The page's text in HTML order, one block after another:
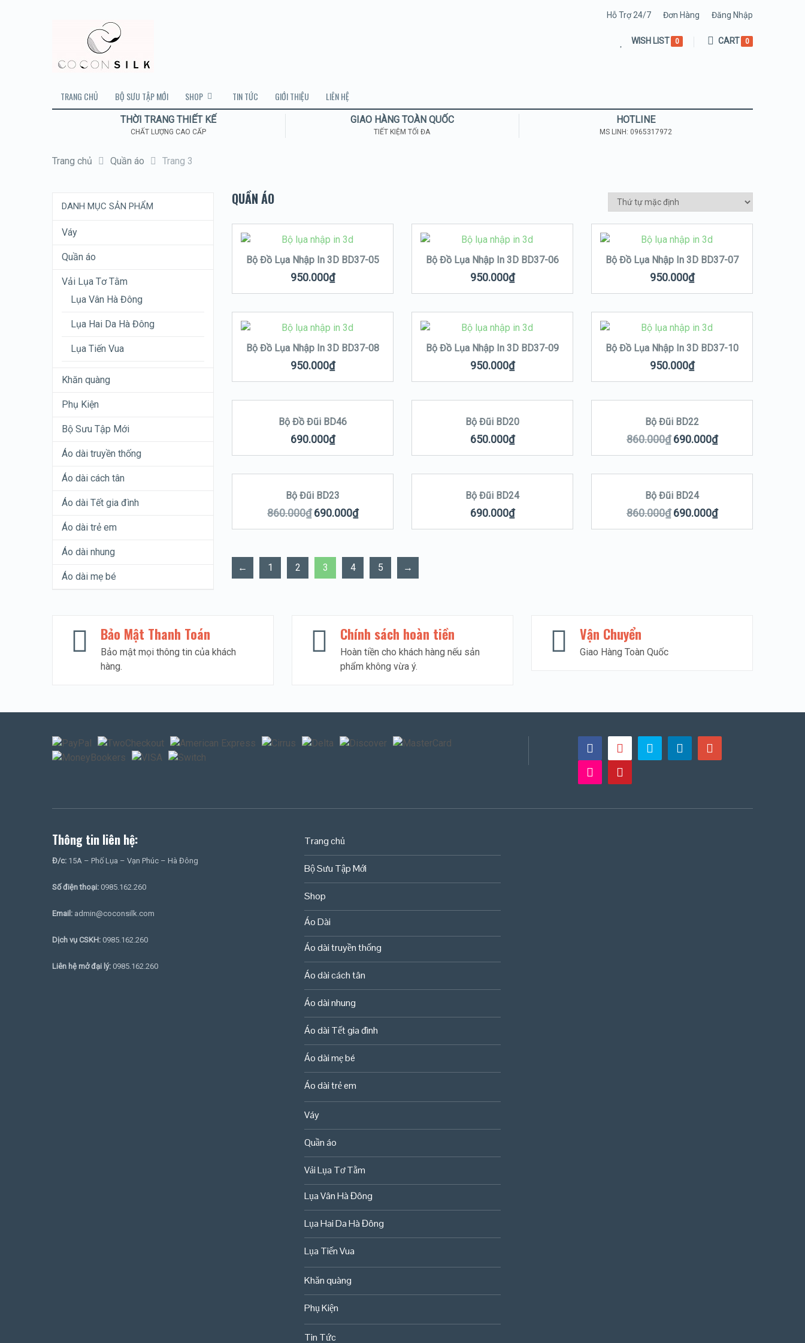
Hỗ Trợ 24/7 Đơn Hàng Đăng Nhập
WISH LIST 0 CART 0
TRANG CHỦ BỘ SƯU TẬP MỚI SHOP TIN TỨC GIỚI THIỆU LIÊN HỆ
THỜI TRANG THIẾT KẾ
CHẤT LƯỢNG CAO CẤP
GIAO HÀNG TOÀN QUỐC
TIẾT KIỆM TỐI ĐA
HOTLINE
MS LINH: 0965317972
Trang chủ Quần áo Trang 3
QUẦN ÁO
Bộ Đồ Lụa Nhập In 3D BD37-05
950.000₫
Bộ Đồ Lụa Nhập In 3D BD37-06
950.000₫
Bộ Đồ Lụa Nhập In 3D BD37-07
950.000₫
Bộ Đồ Lụa Nhập In 3D BD37-08
950.000₫
Bộ Đồ Lụa Nhập In 3D BD37-09
950.000₫
Bộ Đồ Lụa Nhập In 3D BD37-10
950.000₫
Bộ Đồ Đũi BD46
690.000₫
Bộ Đũi BD20
650.000₫ SALE!
Bộ Đũi BD22
860.000₫ 690.000₫
SALE!
Bộ Đũi BD23
860.000₫ 690.000₫
Bộ Đũi BD24
690.000₫ SALE!
Bộ Đũi BD24
860.000₫ 690.000₫
← 1 2 3 4 5 →
DANH MỤC SẢN PHẨM
Váy
Quần áo
Vải Lụa Tơ Tằm
Lụa Vân Hà Đông
Lụa Hai Da Hà Đông
Lụa Tiến Vua
Khăn quàng
Phụ Kiện
Bộ Sưu Tập Mới
Áo dài truyền thống
Áo dài cách tân
Áo dài Tết gia đình
Áo dài trẻ em
Áo dài nhung
Áo dài mẹ bé
Bảo Mật Thanh Toán
Bảo mật mọi thông tin của khách
hàng.
Chính sách hoàn tiền
Hoàn tiền cho khách hàng nếu sản
phẩm không vừa ý.
Vận Chuyển
Giao Hàng Toàn Quốc
Thông tin liên hệ:
Đ/c: 15A – Phố Lụa – Vạn Phúc – Hà Đông
Số điện thoại: 0985.162.260
Email: admin@coconsilk.com
Dịch vụ CSKH: 0985.162.260
Liên hệ mở đại lý: 0985.162.260
Trang chủ
Bộ Sưu Tập Mới
Shop
Áo Dài
Áo dài truyền thống
Áo dài cách tân
Áo dài nhung
Áo dài Tết gia đình
Áo dài mẹ bé
Áo dài trẻ em
Váy
Quần áo
Vải Lụa Tơ Tằm
Lụa Vân Hà Đông
Lụa Hai Da Hà Đông
Lụa Tiến Vua
Khăn quàng
Phụ Kiện
Tin Tức